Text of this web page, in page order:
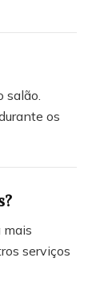
salão.
os
mais
serviços